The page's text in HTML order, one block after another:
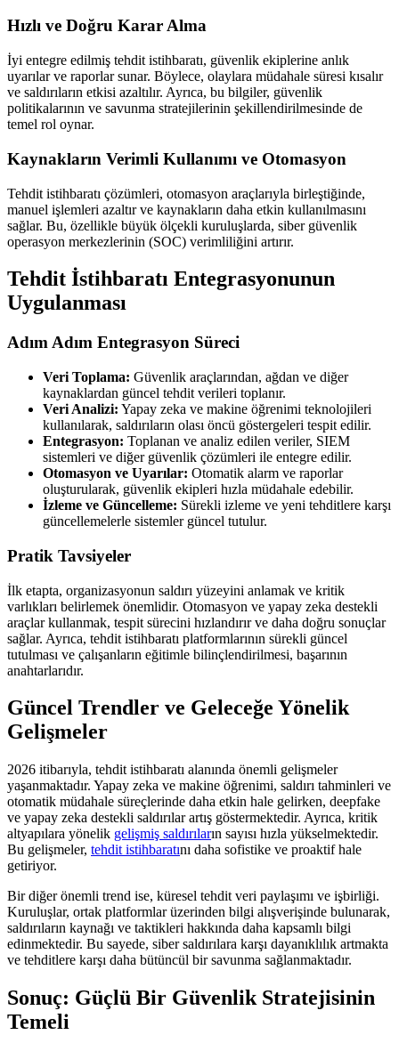
Hızlı ve Doğru Karar Alma
İyi entegre edilmiş tehdit istihbaratı, güvenlik ekiplerine anlık
uyarılar ve raporlar sunar. Böylece, olaylara müdahale süresi kısalır
ve saldırıların etkisi azaltılır. Ayrıca, bu bilgiler, güvenlik
politikalarının ve savunma stratejilerinin şekillendirilmesinde de
temel rol oynar.
Kaynakların Verimli Kullanımı ve Otomasyon
Tehdit istihbaratı çözümleri, otomasyon araçlarıyla birleştiğinde,
manuel işlemleri azaltır ve kaynakların daha etkin kullanılmasını
sağlar. Bu, özellikle büyük ölçekli kuruluşlarda, siber güvenlik
operasyon merkezlerinin (SOC) verimliliğini artırır.
Tehdit İstihbaratı Entegrasyonunun
Uygulanması
Adım Adım Entegrasyon Süreci
Veri Toplama: Güvenlik araçlarından, ağdan ve diğer
kaynaklardan güncel tehdit verileri toplanır.
Veri Analizi: Yapay zeka ve makine öğrenimi teknolojileri
kullanılarak, saldırıların olası öncü göstergeleri tespit edilir.
Entegrasyon: Toplanan ve analiz edilen veriler, SIEM
sistemleri ve diğer güvenlik çözümleri ile entegre edilir.
Otomasyon ve Uyarılar: Otomatik alarm ve raporlar
oluşturularak, güvenlik ekipleri hızla müdahale edebilir.
İzleme ve Güncelleme: Sürekli izleme ve yeni tehditlere karşı
güncellemelerle sistemler güncel tutulur.
Pratik Tavsiyeler
İlk etapta, organizasyonun saldırı yüzeyini anlamak ve kritik
varlıkları belirlemek önemlidir. Otomasyon ve yapay zeka destekli
araçlar kullanmak, tespit sürecini hızlandırır ve daha doğru sonuçlar
sağlar. Ayrıca, tehdit istihbaratı platformlarının sürekli güncel
tutulması ve çalışanların eğitimle bilinçlendirilmesi, başarının
anahtarlarıdır.
Güncel Trendler ve Geleceğe Yönelik
Gelişmeler
2026 itibarıyla, tehdit istihbaratı alanında önemli gelişmeler
yaşanmaktadır. Yapay zeka ve makine öğrenimi, saldırı tahminleri ve
otomatik müdahale süreçlerinde daha etkin hale gelirken, deepfake
ve yapay zeka destekli saldırılar artış göstermektedir. Ayrıca, kritik
altyapılara yönelik gelişmiş saldırıların sayısı hızla yükselmektedir.
Bu gelişmeler, tehdit istihbaratını daha sofistike ve proaktif hale
getiriyor.
Bir diğer önemli trend ise, küresel tehdit veri paylaşımı ve işbirliği.
Kuruluşlar, ortak platformlar üzerinden bilgi alışverişinde bulunarak,
saldırıların kaynağı ve taktikleri hakkında daha kapsamlı bilgi
edinmektedir. Bu sayede, siber saldırılara karşı dayanıklılık artmakta
ve tehditlere karşı daha bütüncül bir savunma sağlanmaktadır.
Sonuç: Güçlü Bir Güvenlik Stratejisinin
Temeli